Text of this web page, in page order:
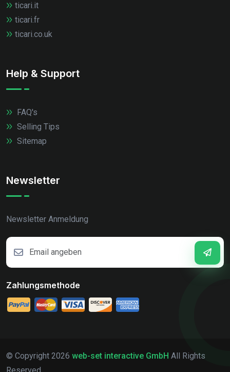
ticari.it
ticari.fr
ticari.co.uk
Help & Support
FAQ's
Selling Tips
Sitemap
Newsletter
Newsletter Anmeldung
Zahlungsmethode
© Copyright 2026 web-set interactive GmbH All Rights